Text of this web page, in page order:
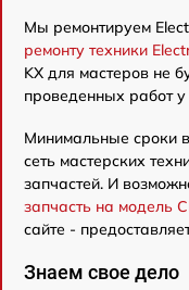
Мы ремонтируем
ремонту техники
KX для мастеров не
проведенных работ у
Минимальные сроки
сеть мастерских
запчастей. И
запчасть на модель
сайте -
Знаем свое дело